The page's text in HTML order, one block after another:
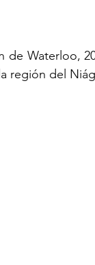
de Waterloo,
región del